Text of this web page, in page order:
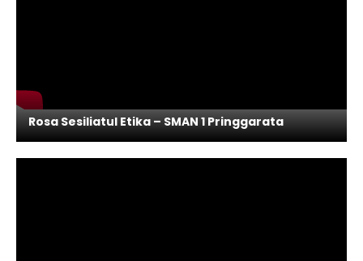
Rosa Sesiliatul Etika – SMAN 1 Pringgarata